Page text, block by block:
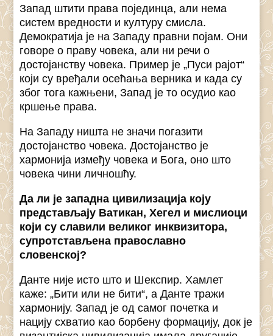
Запад штити права појединца, али нема
систем вредности и културу смисла.
Демократија је на Западу правни појам. Они
говоре о праву човека, али ни речи о
достојанству човека. Пример је „Пуси рајот“
који су вређали осећања верника и када су
због тога кажњени, Запад је то осудио као
кршење права.
На Западу ништа не значи погазити
достојанство човека. Достојанство је
хармонија између човека и Бога, оно што
човека чини личношћу.
Да ли је западна цивилизација коју
представљају Ватикан, Хегел и мислиоци
који су славили великог инквизитора,
супротстављена православно
словенској?
Данте није исто што и Шекспир. Хамлет
каже: „Бити или не бити“, а Данте тражи
хармонију. Запад је од самог почетка и
нацију схватио као борбену формацију, док је